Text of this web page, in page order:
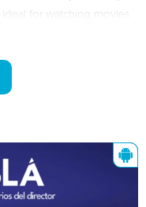
for watching movies